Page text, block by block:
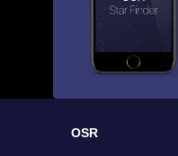
OSR